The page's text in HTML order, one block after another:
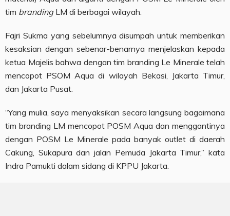
tim brandingLM di berbagai wilayah.
Fajri Sukma yang sebelumnya disumpah untuk memberikan
kesaksian dengan sebenar-benarnya menjelaskan kepada
ketua Majelis bahwa dengan tim branding Le Minerale telah
mencopot PSOM Aqua di wilayah Bekasi, Jakarta Timur,
dan Jakarta Pusat.
“Yang mulia, saya menyaksikan secara langsung bagaimana
tim branding LM mencopot POSM Aqua dan menggantinya
dengan POSM Le Minerale pada banyak outlet di daerah
Cakung, Sukapura dan jalan Pemuda Jakarta Timur,” kata
Indra Pamukti dalam sidang di KPPU Jakarta.